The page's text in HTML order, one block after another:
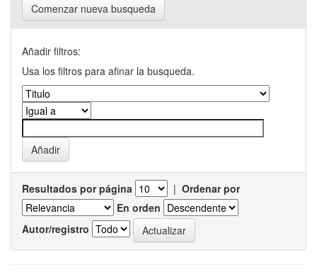
Comenzar nueva busqueda
Añadir filtros:
Usa los filtros para afinar la busqueda.
Resultados por página | Ordenar por
En orden
Autor/registro